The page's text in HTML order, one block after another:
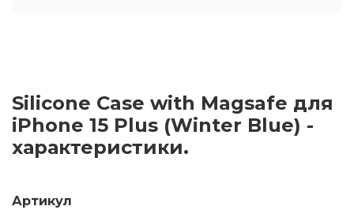
Silicone Case with Magsafe для
iPhone 15 Plus (Winter Blue) -
характеристики.
Артикул